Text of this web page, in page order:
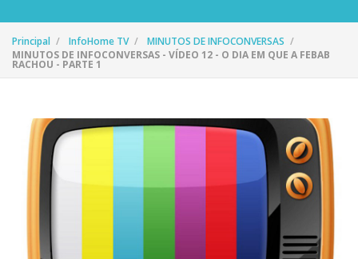
Principal InfoHome TV
MINUTOS DE INFOCONVERSAS
MINUTOS DE INFOCONVERSAS - VÍDEO 12 - O DIA EM QUE A FEBAB
RACHOU - PARTE 1